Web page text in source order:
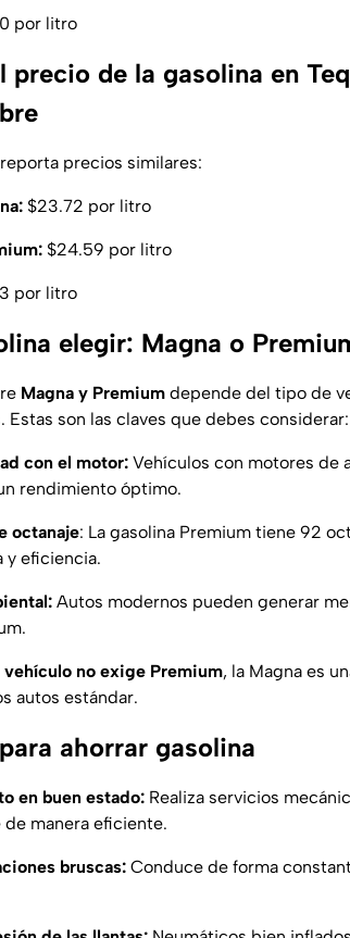
por litro
precio de la gasolina en
precios similares:
$23.72 por litro
$24.59 por litro
por litro
elegir: Magna o
Magna y Premium depende del tipo de
Estas son las claves que debes considerar:
con el motor: Vehículos con motores de
rendimiento óptimo.
octanaje: La gasolina Premium tiene 92
y eficiencia.
Autos modernos pueden generar
no exige Premium, la Magna es
autos estándar.
ahorrar gasolina
en buen estado: Realiza servicios
manera eficiente.
bruscas: Conduce de forma